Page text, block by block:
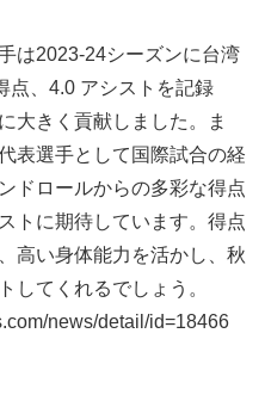
は2023-24シーズンに台湾
点、4.0 アシストを記録
大きく貢献しました。ま
表選手として国際試合の経
ドロールからの多彩な得点
トに期待しています。得点
高い身体能力を活かし、秋
してくれるでしょう。
news/detail/id=18466